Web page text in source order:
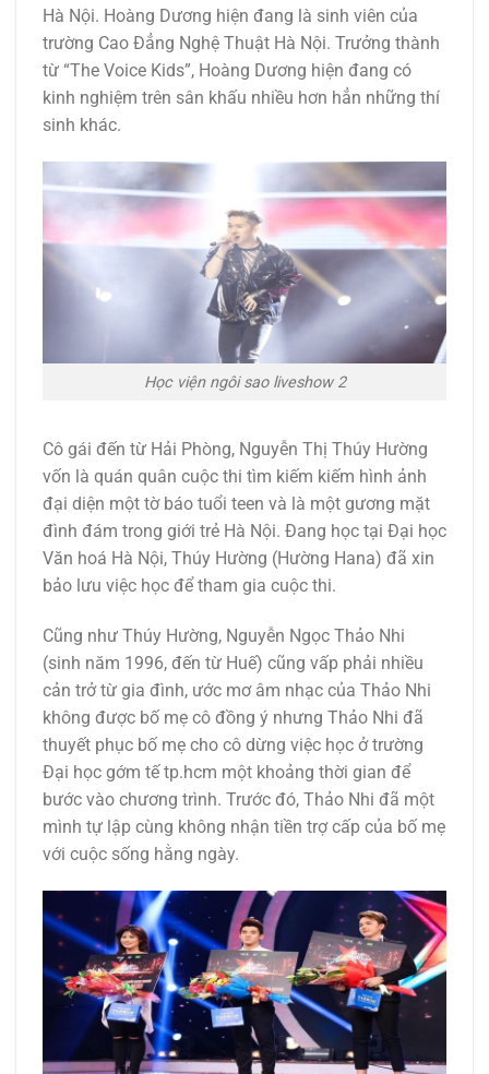
Hà Nội. Hoàng Dương hiện đang là sinh viên của
trường Cao Đẳng Nghệ Thuật Hà Nội. Trưởng thành
từ “The Voice Kids”, Hoàng Dương hiện đang có
kinh nghiệm trên sân khấu nhiều hơn hẳn những thí
sinh khác.
Học viện ngôi sao liveshow 2
Cô gái đến từ Hải Phòng, Nguyễn Thị Thúy Hường
vốn là quán quân cuộc thi tìm kiếm kiếm hình ảnh
đại diện một tờ báo tuổi teen và là một gương mặt
đình đám trong giới trẻ Hà Nội. Đang học tại Đại học
Văn hoá Hà Nội, Thúy Hường (Hường Hana) đã xin
bảo lưu việc học để tham gia cuộc thi.
Cũng như Thúy Hường, Nguyễn Ngọc Thảo Nhi
(sinh năm 1996, đến từ Huế) cũng vấp phải nhiều
cản trở từ gia đình, ước mơ âm nhạc của Thảo Nhi
không được bố mẹ cô đồng ý nhưng Thảo Nhi đã
thuyết phục bố mẹ cho cô dừng việc học ở trường
Đại học gớm tế tp.hcm một khoảng thời gian để
bước vào chương trình. Trước đó, Thảo Nhi đã một
mình tự lập cùng không nhận tiền trợ cấp của bố mẹ
với cuộc sống hằng ngày.